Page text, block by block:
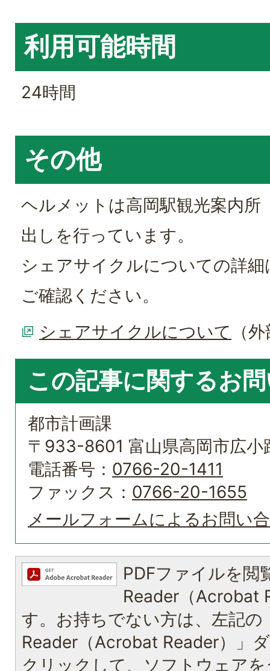
利用可能時間
24時間
その他
ヘルメットは高岡駅観光案内所
出しを行っています。
シェアサイクルについての詳
ご確認ください。
シェアサイクルについて
（
この記事に関するお
都市計画課
〒933-8601 富山県高岡市広
電話番号： 0766-20-1411
ファックス： 0766-20-1655
メールフォームによるお問い
PDFファイルを閲
Reader（Acrobat
す。お持ちでない方は、左記の
Reader（Acrobat Reader）」
クリックして、ソフトウェア